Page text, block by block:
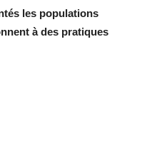
les populations
à des pratiques